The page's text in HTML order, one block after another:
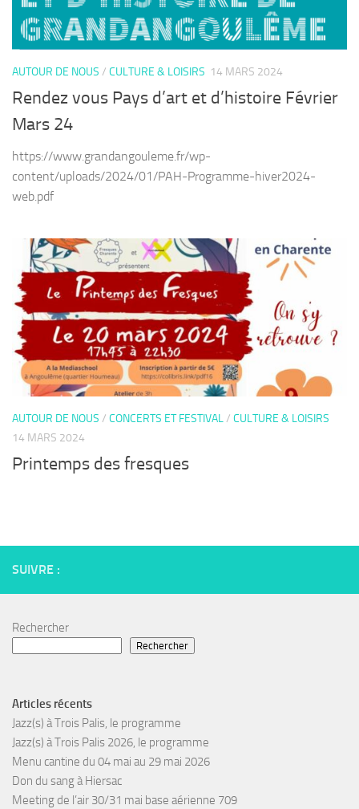
AUTOUR DE NOUS / CULTURE & LOISIRS 14 MARS 2024
Rendez vous Pays d’art et d’histoire Février
Mars 24
https://www.grandangouleme.fr/wp-
content/uploads/2024/01/PAH-Programme-hiver2024-
web.pdf
AUTOUR DE NOUS / CONCERTS ET FESTIVAL/ CULTURE & LOISIRS
14 MARS 2024
Printemps des fresques
SUIVRE :
Rechercher
Rechercher
Articles récents
Jazz(s) à Trois Palis, le programme
Jazz(s) à Trois Palis 2026, le programme
Menu cantine du 04 mai au 29 mai 2026
Don du sang à Hiersac
Meeting de l’air 30/31 mai base aérienne 709